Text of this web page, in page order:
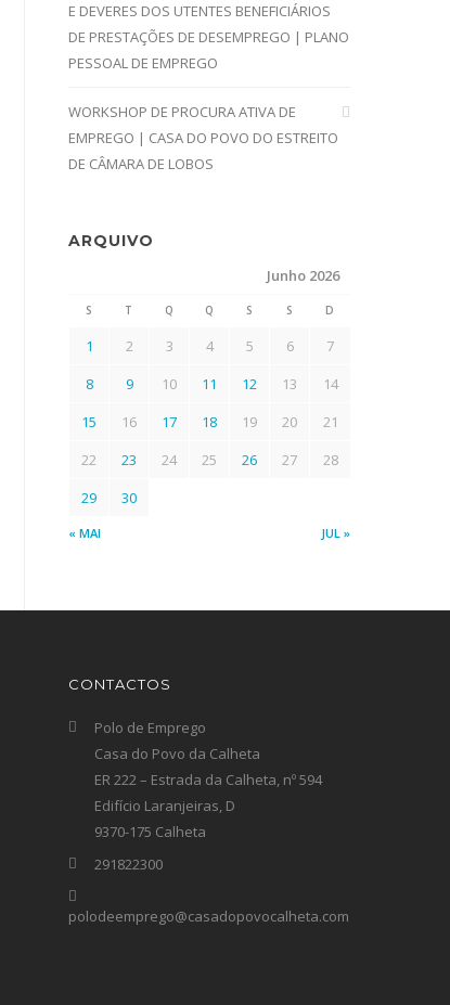
E DEVERES DOS UTENTES BENEFICIÁRIOS
DE PRESTAÇÕES DE DESEMPREGO | PLANO
PESSOAL DE EMPREGO
WORKSHOP DE PROCURA ATIVA DE
EMPREGO | CASA DO POVO DO ESTREITO
DE CÂMARA DE LOBOS
ARQUIVO
Junho 2026
S T Q Q S S D
« MAI JUL »
1 2 3 4 5 6
7
8
9 10 11 12 13
14
15
16 17 18 19 20
21
22
23 24 25 26 27
28
29
30
CONTACTOS
Polo de Emprego
Casa do Povo da Calheta
ER 222 – Estrada da Calheta, nº 594
Edifício Laranjeiras, D
9370-175 Calheta
291822300
polodeemprego@casadopovocalheta.com